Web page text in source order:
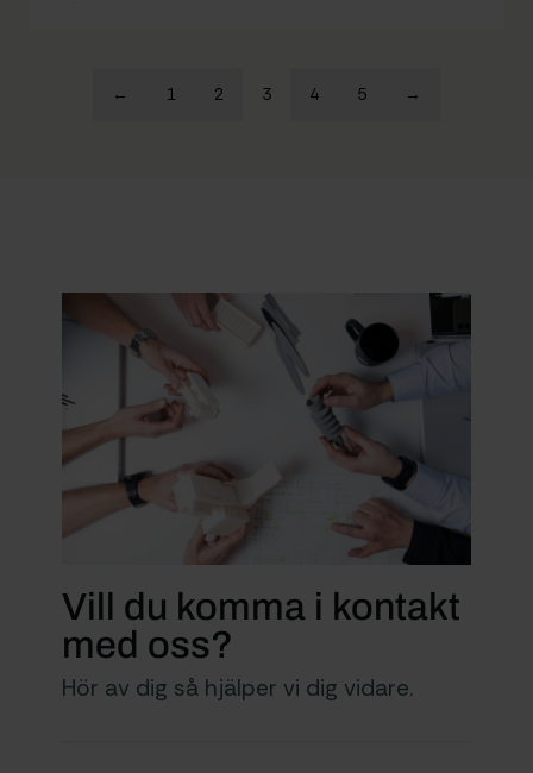
← 1 2 3 4 5 →
Vill du komma i kontakt
med oss?
Hör av dig så hjälper vi dig vidare.